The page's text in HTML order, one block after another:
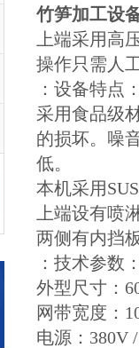
竹笋加工设
上端采用高
操作只需人
：设备特点
采用食品级
的损坏。噪
低。
本机采用
上端设有喷
两侧有内挡
：技术参数
外型尺寸：
网带宽度：
电源：380V